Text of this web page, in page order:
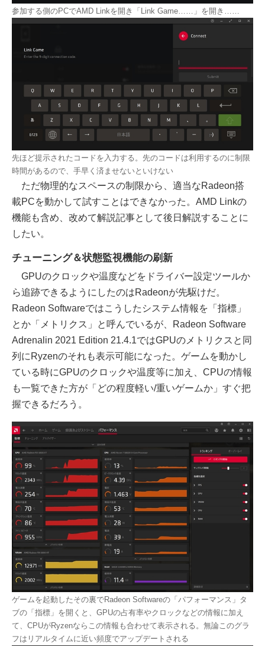
参加する側のPCでAMD Linkを開き「Link Game……」を開き……
先ほど提示されたコードを入力する。先のコードは利用するのに制限
時間があるので、手早く済ませないといけない
ただ物理的なスペースの制限から、適当なRadeon搭
載PCを動かして試すことはできなかった。AMD Linkの
機能も含め、改めて解説記事として後日解説することに
したい。
チューニング＆状態監視機能の刷新
GPUのクロックや温度などをドライバー設定ツールか
ら追跡できるようにしたのはRadeonが先駆けだ。
Radeon Softwareではこうしたシステム情報を「指標」
とか「メトリクス」と呼んでいるが、Radeon Software
Adrenalin 2021 Edition 21.4.1ではGPUのメトリクスと同
列にRyzenのそれも表示可能になった。ゲームを動かし
ている時にGPUのクロックや温度等に加え、CPUの情報
も一覧できた方が「どの程度軽い/重いゲームか」すぐ把
握できるだろう。
ゲームを起動したその裏でRadeon Softwareの「パフォーマンス」タ
ブの「指標」を開くと、GPUの占有率やクロックなどの情報に加え
て、CPUがRyzenならこの情報も合わせて表示される。無論このグラ
フはリアルタイムに近い頻度でアップデートされる